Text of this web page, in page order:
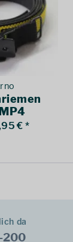
€ *
da
200